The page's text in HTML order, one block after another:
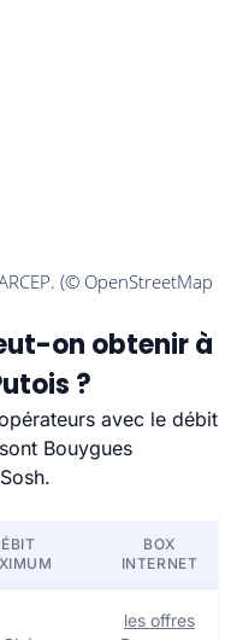
on obtenir à
?
avec le débit
Bouygues
BOX
INTERNET
les offres